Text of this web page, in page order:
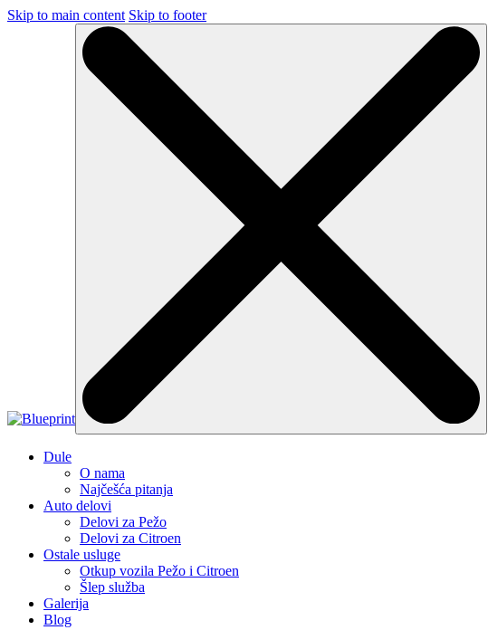
Skip to main content Skip to footer
Dule
O nama
Najčešća pitanja
Auto delovi
Delovi za Pežo
Delovi za Citroen
Ostale usluge
Otkup vozila Pežo i Citroen
Šlep služba
Galerija
Blog